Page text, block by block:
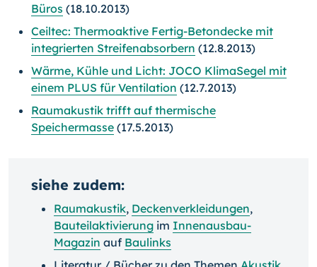
Büros (18.10.2013)
Ceiltec: Thermoaktive Fertig-Betondecke mit
integrierten Streifenabsorbern (12.8.2013)
Wärme, Kühle und Licht: JOCO KlimaSegel mit
einem PLUS für Ventilation (12.7.2013)
Raumakustik trifft auf thermische
Speichermasse (17.5.2013)
siehe zudem:
Raumakustik, Deckenverkleidungen,
Bauteilaktivierung im Innenausbau-
Magazin auf Baulinks